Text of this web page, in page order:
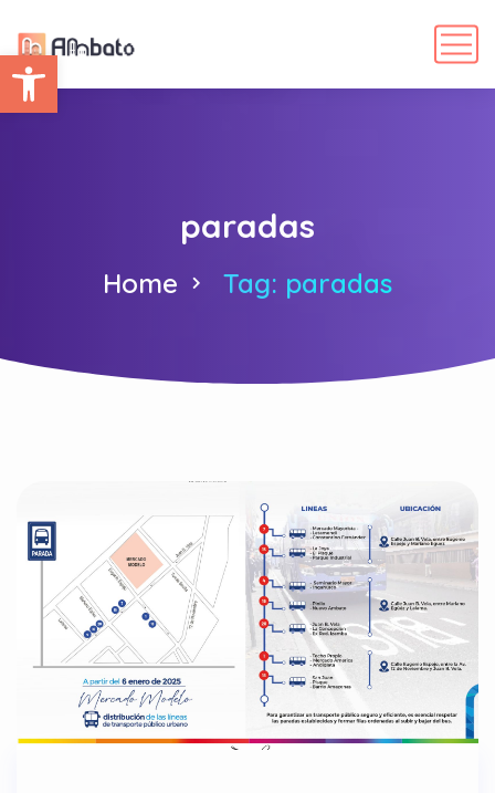
Abrir barra de herramientas
paradas
Home Tag: paradas